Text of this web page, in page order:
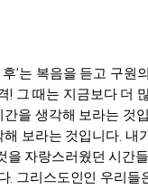
후’는 복음을 듣고 구원
! 그 때는 지금보다 더
을 생각해 보라는 것
해 보라는 것입니다. 내
을 자랑스러웠던 시간
. 그리스도인인 우리들